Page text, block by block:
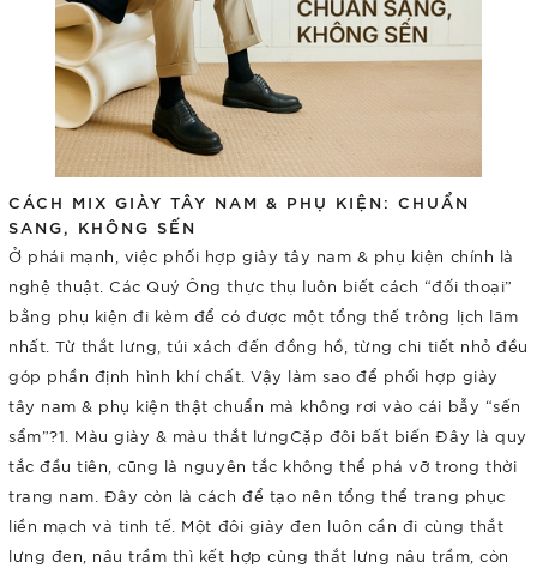
CÁCH MIX GIÀY TÂY NAM & PHỤ KIỆN: CHUẨN
SANG, KHÔNG SẾN
Ở phái mạnh, việc phối hợp giày tây nam & phụ kiện chính là
nghệ thuật. Các Quý Ông thực thụ luôn biết cách “đối thoại”
bằng phụ kiện đi kèm để có được một tổng thế trông lịch lãm
nhất. Từ thắt lưng, túi xách đến đồng hồ, từng chi tiết nhỏ đều
góp phần định hình khí chất. Vậy làm sao để phối hợp giày
tây nam & phụ kiện thật chuẩn mà không rơi vào cái bẫy “sến
sẩm”?1. Màu giày & màu thắt lưngCặp đôi bất biến Đây là quy
tắc đầu tiên, cũng là nguyên tắc không thể phá vỡ trong thời
trang nam. Đây còn là cách để tạo nên tổng thể trang phục
liền mạch và tinh tế. Một đôi giày đen luôn cần đi cùng thắt
lưng đen, nâu trầm thì kết hợp cùng thắt lưng nâu trầm, còn